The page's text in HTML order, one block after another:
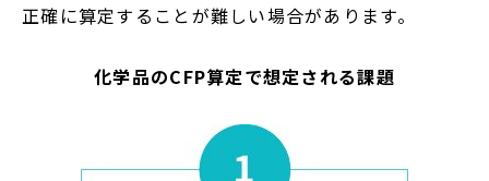
正確に算定することが難しい場合があります。
化学品のCFP算定で想定される課題